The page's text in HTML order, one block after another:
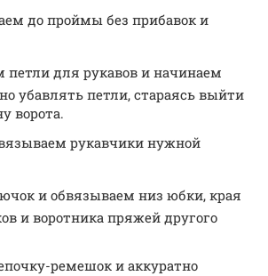
до проймы без прибавок и
петли для рукавов и начинаем
убавлять петли, стараясь выйти
ворота.
рукавчики нужной
и обвязываем низ юбки, края
и воротника пряжей другого
ремешок и аккуратно